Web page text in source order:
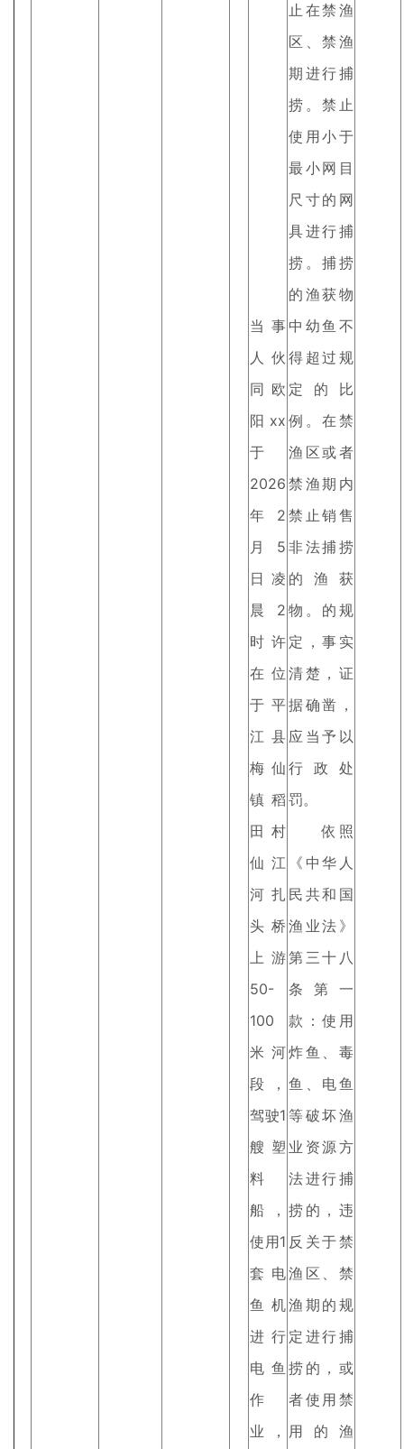
当事
人伙
同欧
阳xx
于
2026
年2
月5
日凌
晨2
时许
在位
于平
江县
梅仙
镇稻
田村
仙江
河扎
头桥
上游
50-
100
米河
段，
驾驶1
艘塑
料
船，
使用1
套电
鱼机
进行
电鱼
作
业，
止在禁渔
区、禁渔
期进行捕
捞。禁止
使用小于
最小网目
尺寸的网
具进行捕
捞。捕捞
的渔获物
中幼鱼不
得超过规
定的比
例。在禁
渔区或者
禁渔期内
禁止销售
非法捕捞
的渔获
物。的规
定，事实
清楚，证
据确凿，
应当予以
行政处
罚。
依照
《中华人
民共和国
渔业法》
第三十八
条第一
款：使用
炸鱼、毒
鱼、电鱼
等破坏渔
业资源方
法进行捕
捞的，违
反关于禁
渔区、禁
渔期的规
定进行捕
捞的，或
者使用禁
用的渔